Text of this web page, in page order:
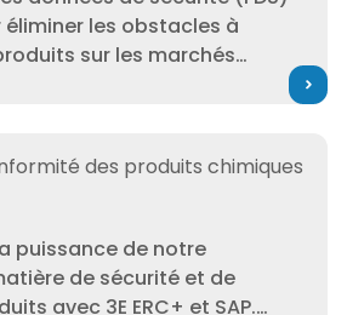
les obstacles à
sur les marchés
des produits chimiques
puissance de notre
de sécurité et de
avec 3E ERC+ et SAP.